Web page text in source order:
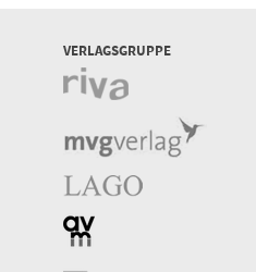
VERLAGSGRUPPE